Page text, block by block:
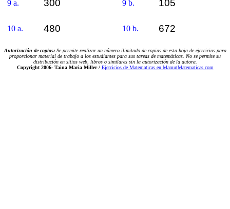
9 a. 300 9 b. 105
10 a. 480 10 b. 672
Autorización de copias: Se permite realizar un número ilimitado de copias de esta hoja de ejercicios para
proporcionar material de trabajo a los estudiantes para sus tareas de matemáticas. No se permite su
distribución en sitios web, libros o similares sin la autorización de la autora.
Copyright 2006-Taina Maria Miller / Ejercicios de Matematicas en MamutMatematicas.com